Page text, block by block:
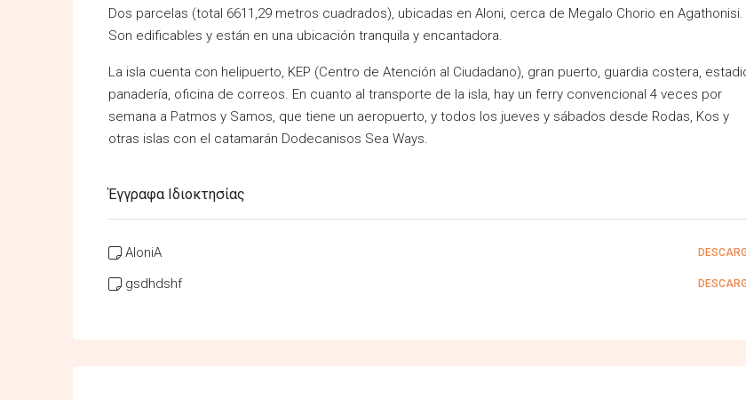
Dos parcelas (total 6611,29 metros cuadrados), ubicadas en Aloni, cerca de Megalo Chorio en Agathonisi.
Son edificables y están en una ubicación tranquila y encantadora.
La isla cuenta con helipuerto, KEP (Centro de Atención al Ciudadano), gran puerto, guardia costera,
panadería, oficina de correos. En cuanto al transporte de la isla, hay un ferry convencional 4 veces por
semana a Patmos y Samos, que tiene un aeropuerto, y todos los jueves y sábados desde Rodas, Kos y
otras islas con el catamarán Dodecanisos Sea Ways.
Έγγραφα Ιδιοκτησίας
AloniA
gsdhdshf